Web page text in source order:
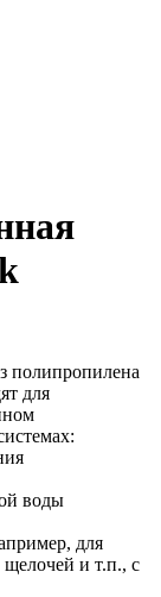
полипропилена
для
воды
для
щелочей и т.п., с